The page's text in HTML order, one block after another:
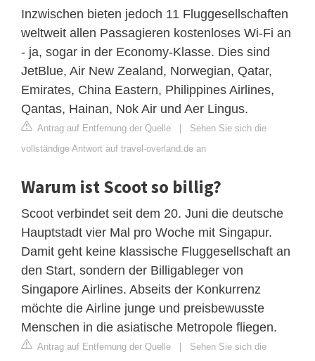
Inzwischen bieten jedoch 11 Fluggesellschaften
weltweit allen Passagieren kostenloses Wi-Fi an
- ja, sogar in der Economy-Klasse. Dies sind
JetBlue, Air New Zealand, Norwegian, Qatar,
Emirates, China Eastern, Philippines Airlines,
Qantas, Hainan, Nok Air und Aer Lingus.
Antrag auf Entfernung der Quelle
Sehen Sie sich die
vollständige Antwort auf travel-overland.de an
Warum ist Scoot so billig?
Scoot verbindet seit dem 20. Juni die deutsche
Hauptstadt vier Mal pro Woche mit Singapur.
Damit geht keine klassische Fluggesellschaft an
den Start, sondern der Billigableger von
Singapore Airlines. Abseits der Konkurrenz
möchte die Airline junge und preisbewusste
Menschen in die asiatische Metropole fliegen.
Antrag auf Entfernung der Quelle
Sehen Sie sich die